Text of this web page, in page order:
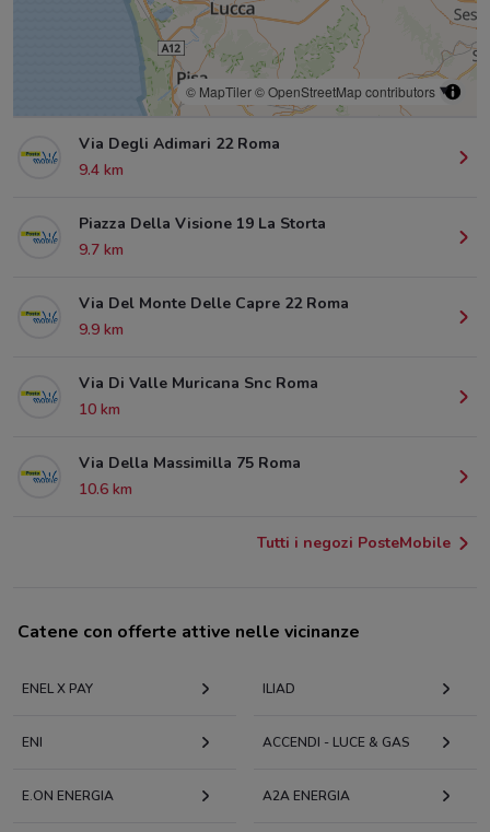
© MapTiler© OpenStreetMap contributors
Via Degli Adimari 22 Roma
9.4 km
Piazza Della Visione 19 La Storta
9.7 km
Via Del Monte Delle Capre 22 Roma
9.9 km
Via Di Valle Muricana Snc Roma
10 km
Via Della Massimilla 75 Roma
10.6 km
Tutti i negozi PosteMobile
Catene con offerte attive nelle vicinanze
ENEL X PAY ILIAD
ENI ACCENDI - LUCE & GAS
E.ON ENERGIA A2A ENERGIA